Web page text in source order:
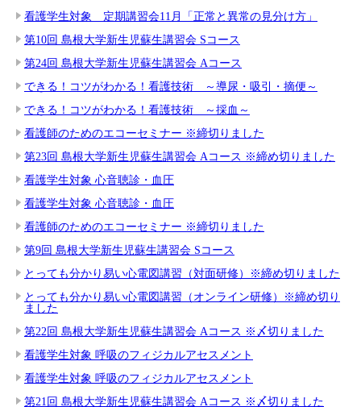
看護学生対象 定期講習会11月「正常と異常の見分け方」
第10回 島根大学新生児蘇生講習会 Sコース
第24回 島根大学新生児蘇生講習会 Aコース
できる！コツがわかる！看護技術 ～導尿・吸引・摘便～
できる！コツがわかる！看護技術 ～採血～
看護師のためのエコーセミナー ※締切りました
第23回 島根大学新生児蘇生講習会 Aコース ※締め切りました
看護学生対象 心音聴診・血圧
看護学生対象 心音聴診・血圧
看護師のためのエコーセミナー ※締切りました
第9回 島根大学新生児蘇生講習会 Sコース
とっても分かり易い心電図講習（対面研修）※締め切りました
とっても分かり易い心電図講習（オンライン研修）※締め切り
ました
第22回 島根大学新生児蘇生講習会 Aコース ※〆切りました
看護学生対象 呼吸のフィジカルアセスメント
看護学生対象 呼吸のフィジカルアセスメント
第21回 島根大学新生児蘇生講習会 Aコース ※〆切りました